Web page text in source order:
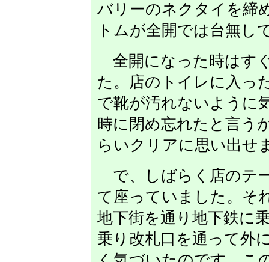
バリーのネクタイを締
トムが全開では台無し
全開になった時はす
た。店のトイレに入っ
で靴が汚れないように
時に閉め忘れたと言う
らいクリアに思い出せ
で、しばらく店のテ
て座っていました。そ
地下街を通り地下鉄に
乗り改札口を通って外